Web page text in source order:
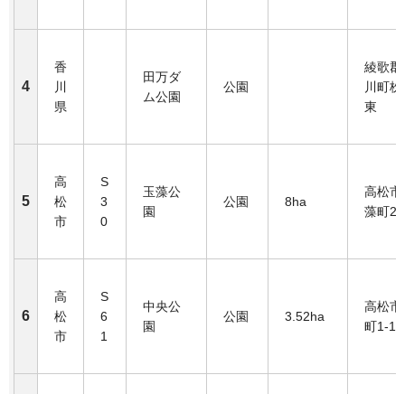
4
香
川
県
田万ダ
ム公園
公園
綾歌郡
川町
東
5
高
松
市
S
3
0
玉藻公
園
公園 8ha
高松市
藻町2-
6
高
松
市
S
6
1
中央公
園
公園 3.52ha
高松市
町1-11